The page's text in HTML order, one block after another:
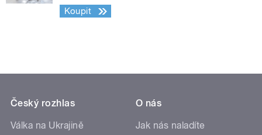
Koupit
Český rozhlas
Válka na Ukrajině
O nás
Jak nás naladíte